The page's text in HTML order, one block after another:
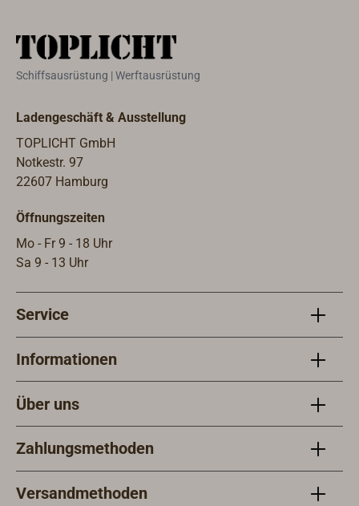
Schiffsausrüstung | Werftausrüstung
Ladengeschäft & Ausstellung
TOPLICHT GmbH
Notkestr. 97
22607 Hamburg
Öffnungszeiten
Mo - Fr 9 - 18 Uhr
Sa 9 - 13 Uhr
Service
Informationen
Über uns
Zahlungsmethoden
Versandmethoden